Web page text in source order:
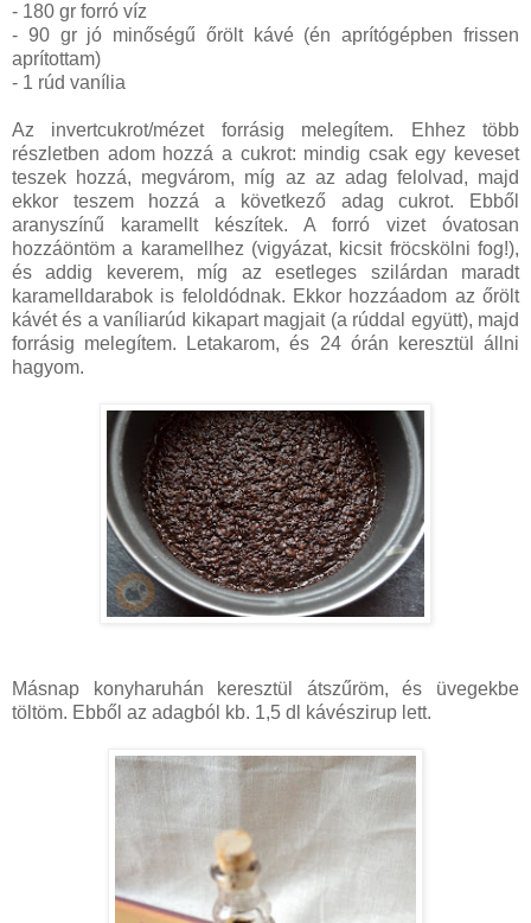
- 180 gr forró víz
- 90 gr jó minőségű őrölt kávé (én aprítógépben frissen
aprítottam)
- 1 rúd vanília
Az invertcukrot/mézet forrásig melegítem. Ehhez több
részletben adom hozzá a cukrot: mindig csak egy keveset
teszek hozzá, megvárom, míg az az adag felolvad, majd
ekkor teszem hozzá a következő adag cukrot. Ebből
aranyszínű karamellt készítek. A forró vizet óvatosan
hozzáöntöm a karamellhez (vigyázat, kicsit fröcskölni fog!),
és addig keverem, míg az esetleges szilárdan maradt
karamelldarabok is feloldódnak. Ekkor hozzáadom az őrölt
kávét és a vaníliarúd kikapart magjait (a rúddal együtt), majd
forrásig melegítem. Letakarom, és 24 órán keresztül állni
hagyom.
Másnap konyharuhán keresztül átszűröm, és üvegekbe
töltöm. Ebből az adagból kb. 1,5 dl kávészirup lett.